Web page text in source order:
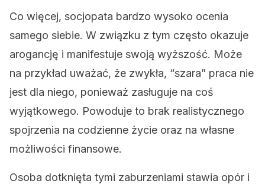
Co więcej, socjopata bardzo wysoko ocenia
samego siebie. W związku z tym często okazuje
arogancję i manifestuje swoją wyższość. Może
na przykład uważać, że zwykła, “szara” praca nie
jest dla niego, ponieważ zasługuje na coś
wyjątkowego. Powoduje to brak realistycznego
spojrzenia na codzienne życie oraz na własne
możliwości finansowe.
Osoba dotknięta tymi zaburzeniami stawia opór i